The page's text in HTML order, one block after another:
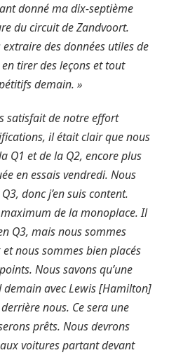
donné ma dix-septième
du circuit de Zandvoort.
extraire des données utiles de
tirer des leçons et tout
demain. »
satisfait de notre effort
il était clair que nous
Q1 et de la Q2, encore plus
en essais vendredi. Nous
donc j’en suis content.
de la monoplace. Il
Q3, mais nous sommes
nous sommes bien placés
Nous savons qu’une
avec Lewis [Hamilton]
nous. Ce sera une
prêts. Nous devrons
voitures partant devant